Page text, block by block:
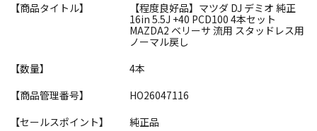
【商品タイトル】
【程度良好品】マツダ DJ デミオ 純正
16in 5.5J +40 PCD100 4本セット
MAZDA2 ベリーサ 流用 スタッドレス用
ノーマル戻し
【数量】
4本
【商品管理番号】
HO26047116
【セールスポイント】
純正品